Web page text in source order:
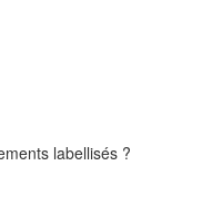
labellisés ?